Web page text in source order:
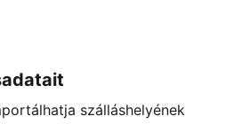
szálláshelyének